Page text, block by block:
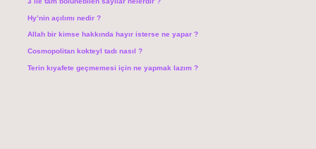
Hy’nin açılımı nedir ?
Allah bir kimse hakkında hayır isterse ne yapar ?
Cosmopolitan kokteyl tadı nasıl ?
Terin kıyafete geçmemesi için ne yapmak lazım ?